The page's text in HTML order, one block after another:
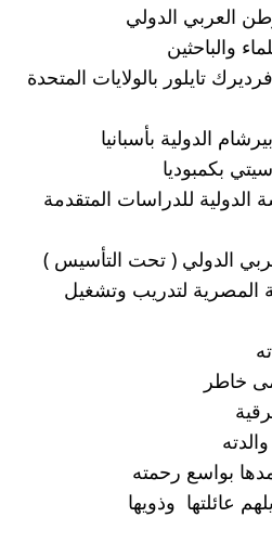
العربي الدولي
والباحثين
الدولية بأسبانيا
بكمبوديا
الدولي ( تحت التأسيس )
خاطر
بواسع رحمته
عائلتها  وذويها